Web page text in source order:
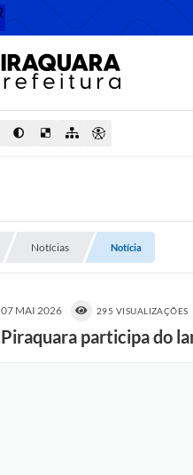
Notícias Notícia
07 MAI 2026 295 VISUALIZAÇÕES
Piraquara participa do